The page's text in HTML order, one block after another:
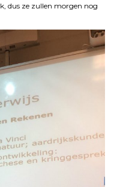
dus ze zullen morgen nog